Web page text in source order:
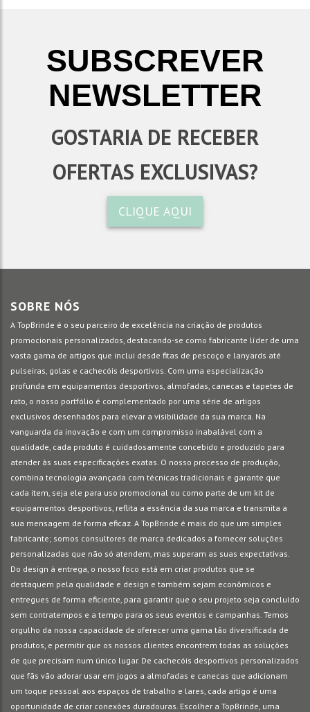
SUBSCREVER
NEWSLETTER
GOSTARIA DE RECEBER
OFERTAS EXCLUSIVAS?
CLIQUE AQUI
SOBRE NÓS
A TopBrinde é o seu parceiro de excelência na criação de produtos
promocionais personalizados, destacando-se como fabricante líder de uma
vasta gama de artigos que inclui desde fitas de pescoço e lanyards até
pulseiras, golas e cachecóis desportivos. Com uma especialização
profunda em equipamentos desportivos, almofadas, canecas e tapetes de
rato, o nosso portfólio é complementado por uma série de artigos
exclusivos desenhados para elevar a visibilidade da sua marca. Na
vanguarda da inovação e com um compromisso inabalável com a
qualidade, cada produto é cuidadosamente concebido e produzido para
atender às suas especificações exatas. O nosso processo de produção,
combina tecnologia avançada com técnicas tradicionais e garante que
cada item, seja ele para uso promocional ou como parte de um kit de
equipamentos desportivos, reflita a essência da sua marca e transmita a
sua mensagem de forma eficaz. A TopBrinde é mais do que um simples
fabricante; somos consultores de marca dedicados a fornecer soluções
personalizadas que não só atendem, mas superam as suas expectativas.
Do design à entrega, o nosso foco está em criar produtos que se
destaquem pela qualidade e design e também sejam econômicos e
entregues de forma eficiente, para garantir que o seu projeto seja concluído
sem contratempos e a tempo para os seus eventos e campanhas. Temos
orgulho da nossa capacidade de oferecer uma gama tão diversificada de
produtos, e permitir que os nossos clientes encontrem todas as soluções
de que precisam num único lugar. De cachecóis desportivos personalizados
que fãs vão adorar usar em jogos a almofadas e canecas que adicionam
um toque pessoal aos espaços de trabalho e lares, cada artigo é uma
oportunidade de criar conexões duradouras. Escolher a TopBrinde, uma